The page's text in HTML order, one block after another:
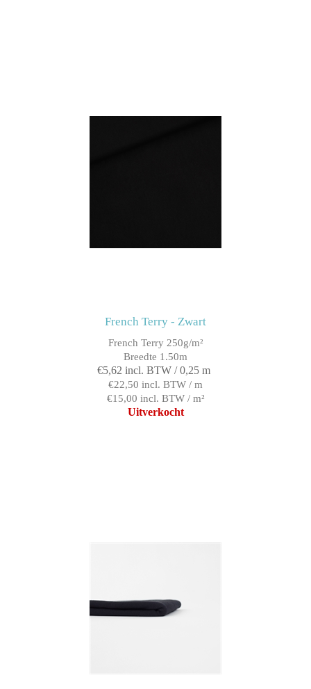
French Terry - Zwart
French Terry 250g/m²
Breedte 1.50m
€5,62 incl. BTW / 0,25 m
€22,50 incl. BTW / m
€15,00 incl. BTW / m²
Uitverkocht